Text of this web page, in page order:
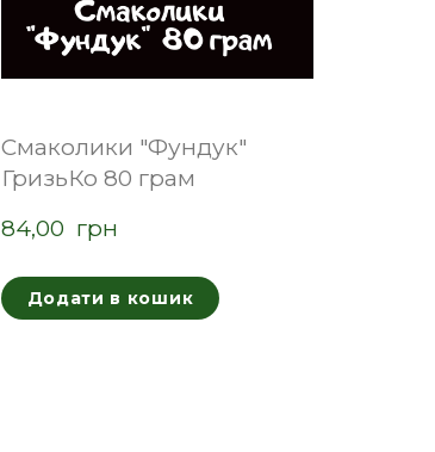
Смаколики "Фундук"
ГризьКо 80 грам
84,00  грн
Додати в кошик